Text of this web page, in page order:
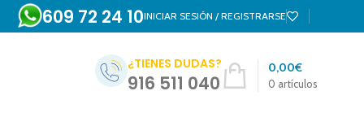
609 72 24 10INICIAR SESIÓN / REGISTRARSE
¿TIENES DUDAS?
916 511 040 0 artículos
0,00€